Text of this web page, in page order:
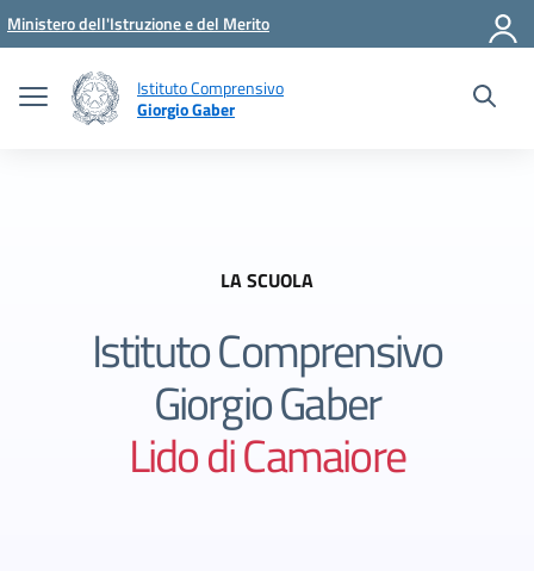
Vai ai contenuti
Vai al menu di navigazione
Vai al footer
Ministero dell'Istruzione e del Merito
Istituto Comprensivo
Giorgio Gaber
LA SCUOLA
Istituto Comprensivo
Giorgio Gaber
Lido di Camaiore